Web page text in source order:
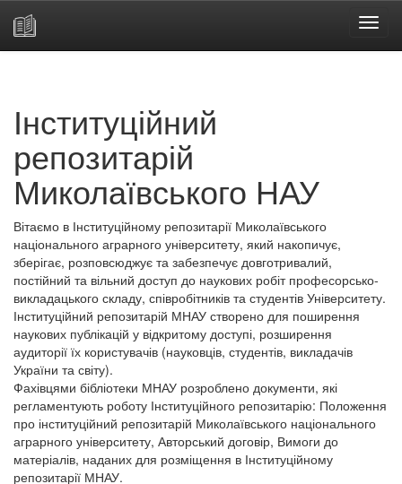
Інституційний
репозитарій
Миколаївського НАУ
Вітаємо в Інституційному репозитарії Миколаївського
національного аграрного університету, який накопичує,
зберігає, розповсюджує та забезпечує довготривалий,
постійний та вільний доступ до наукових робіт професорсько-
викладацького складу, співробітників та студентів Університету.
Інституційний репозитарій МНАУ створено для поширення
наукових публікацій у відкритому доступі, розширення
аудиторії їх користувачів (науковців, студентів, викладачів
України та світу).
Фахівцями бібліотеки МНАУ розроблено документи, які
регламентують роботу Інституційного репозитарію: Положення
про інституційний репозитарій Миколаївського національного
аграрного університету, Авторський договір, Вимоги до
матеріалів, наданих для розміщення в Інституційному
репозитарії МНАУ.